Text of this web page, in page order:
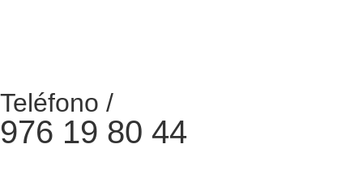
Teléfono /
976 19 80 44